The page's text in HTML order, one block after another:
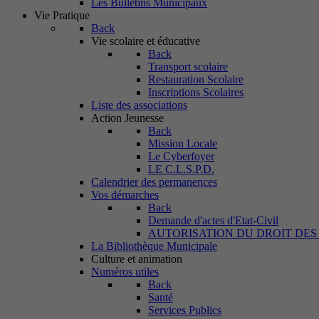
Les Bulletins Municipaux
Vie Pratique
Back
Vie scolaire et éducative
Back
Transport scolaire
Restauration Scolaire
Inscriptions Scolaires
Liste des associations
Action Jeunesse
Back
Mission Locale
Le Cyberfoyer
LE C.L.S.P.D.
Calendrier des permanences
Vos démarches
Back
Demande d'actes d'Etat-Civil
AUTORISATION DU DROIT DES
La Bibliothèque Municipale
Culture et animation
Numéros utiles
Back
Santé
Services Publics